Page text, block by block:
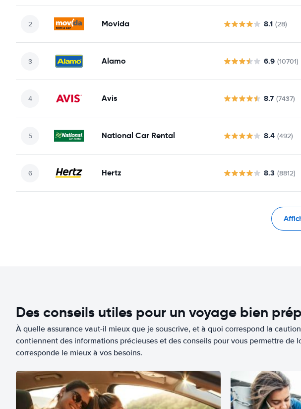
Movida 8.1 (28)
Alamo 6.9 (10701)
Avis 8.7 (7437)
National Car Rental 8.4 (492)
Hertz 8.3 (8812)
Des conseils utiles pour un voyage bien
À quelle assurance vaut-il mieux que je souscrive, et à quoi correspond la
contiennent des informations précieuses et des conseils pour vous permettre de
corresponde le mieux à vos besoins.